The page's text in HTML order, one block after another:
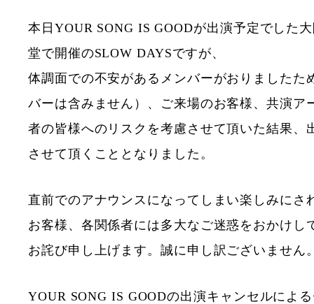
本日YOUR SONG IS GOODが出演予定でした
堂で開催のSLOW DAYSですが、
体調面での不安があるメンバーがおりましたた
バーは含みません）、ご来場のお客様、共演ア
者の皆様へのリスクを考慮させて頂いた結果、
させて頂くこととなりました。
直前でのアナウンスになってしまい楽しみにさ
お客様、各関係者には多大なご迷惑をおかけし
お詫び申し上げます。誠に申し訳ございません
YOUR SONG IS GOODの出演キャンセルによ